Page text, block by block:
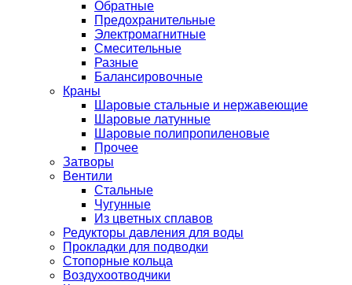
Обратные
Предохранительные
Электромагнитные
Смесительные
Разные
Балансировочные
Краны
Шаровые стальные и нержавеющие
Шаровые латунные
Шаровые полипропиленовые
Прочее
Затворы
Вентили
Стальные
Чугунные
Из цветных сплавов
Редукторы давления для воды
Прокладки для подводки
Стопорные кольца
Воздухоотводчики